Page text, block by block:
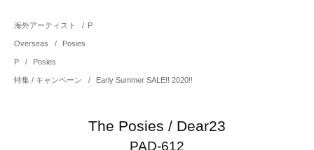
海外アーティスト / P
Overseas / Posies
P / Posies
特集 / キャンペーン / Early Summer SALE!! 2020!!
The Posies / Dear23
PAD-612